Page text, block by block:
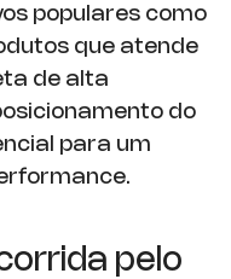
populares como
que atende
de alta
do
para um
pelo